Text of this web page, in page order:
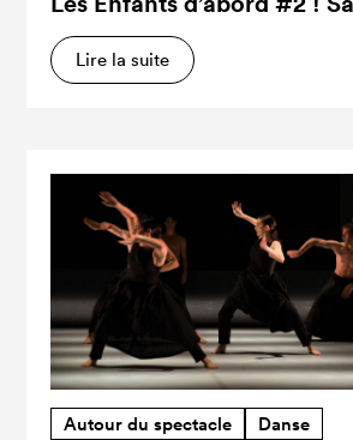
Lire la suite
Autour du spectacle Danse